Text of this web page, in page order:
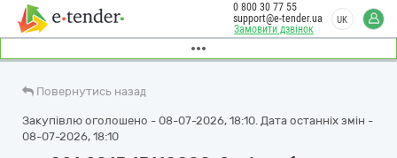
Замовити дзвінок
0 800 30 77 55
support@e-tender.ua
UK
Повернутись назад
Закупівлю оголошено - 08-07-2026, 18:10. Дата останніх змін -
08-07-2026, 18:10